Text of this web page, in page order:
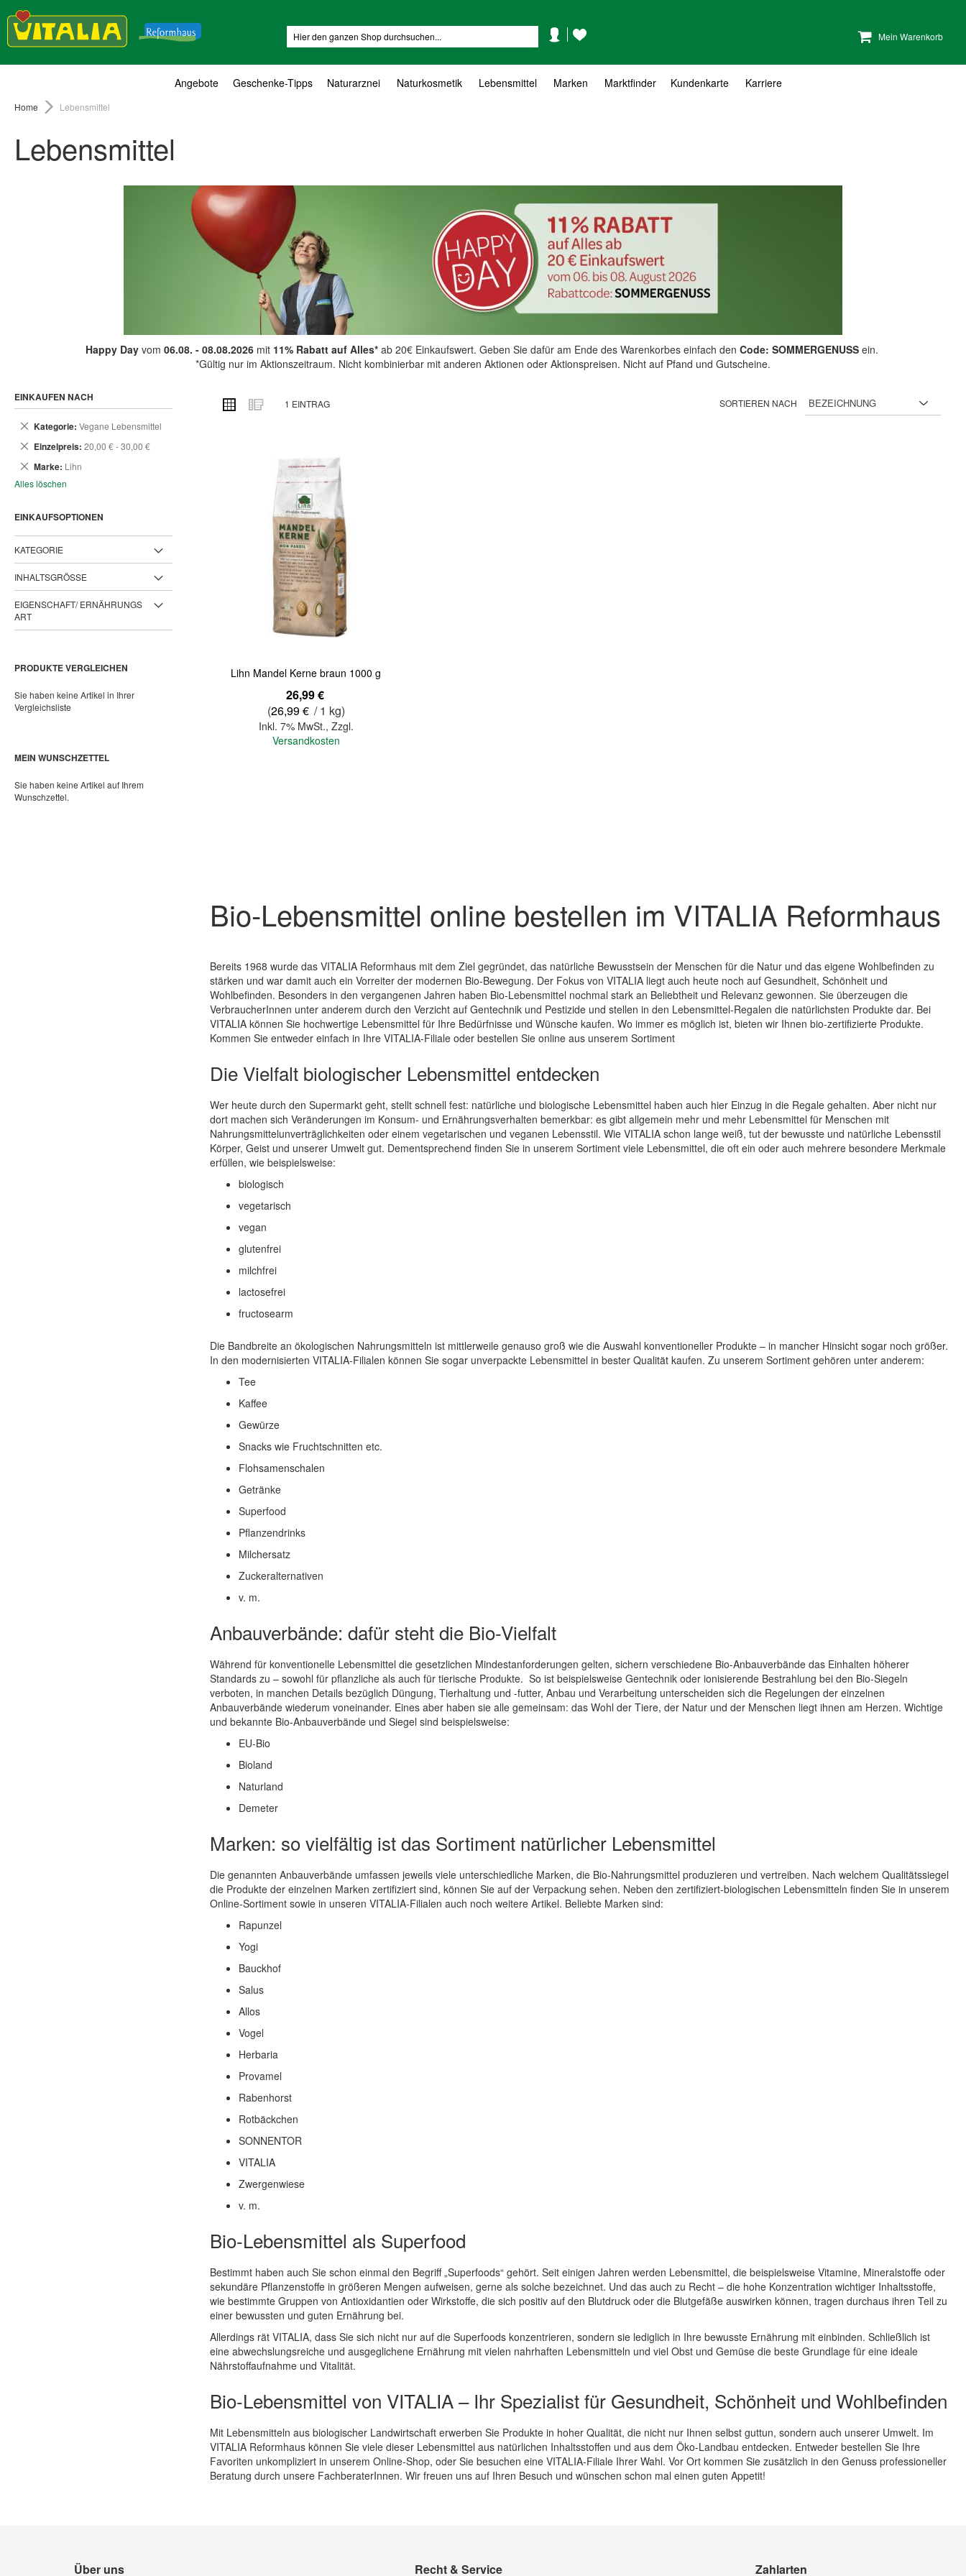
Mein Warenkorb
KontoWunschzettel
Angebote Geschenke-Tipps Naturarznei Naturkosmetik Lebensmittel Marken Marktfinder Kundenkarte Karriere
Home Lebensmittel
Lebensmittel
Happy Dayvom 06.08. - 08.08.2026mit 11% Rabatt auf Alles*ab 20€ Einkaufswert. Geben Sie dafür am Ende des Warenkorbes einfach den Code: SOMMERGENUSSein.
*Gültig nur im Aktionszeitraum. Nicht kombinierbar mit anderen Aktionen oder Aktionspreisen. Nicht auf Pfand und Gutscheine.
ANSICHT
ALS
Raster Liste
1 EINTRAG SORTIEREN NACH
Lihn Mandel Kerne braun 1000 g
26,99 €
(26,99 € / 1 kg)
Inkl. 7% MwSt., Zzgl.
Versandkosten
Quickview
Bio-Lebensmittel online bestellen im VITALIA Reformhaus
Bereits 1968 wurde das VITALIA Reformhaus mit dem Ziel gegründet, das natürliche Bewusstsein der Menschen für die Natur und das eigene Wohlbefinden zu
stärken und war damit auch ein Vorreiter der modernen Bio-Bewegung. Der Fokus von VITALIA liegt auch heute noch auf Gesundheit, Schönheit und
Wohlbefinden. Besonders in den vergangenen Jahren haben Bio-Lebensmittel nochmal stark an Beliebtheit und Relevanz gewonnen. Sie überzeugen die
VerbraucherInnen unter anderem durch den Verzicht auf Gentechnik und Pestizide und stellen in den Lebensmittel-Regalen die natürlichsten Produkte dar. Bei
VITALIA können Sie hochwertige Lebensmittel für Ihre Bedürfnisse und Wünsche kaufen. Wo immer es möglich ist, bieten wir Ihnen bio-zertifizierte Produkte.
Kommen Sie entweder einfach in Ihre VITALIA-Filiale oder bestellen Sie online aus unserem Sortiment
Die Vielfalt biologischer Lebensmittel entdecken
Wer heute durch den Supermarkt geht, stellt schnell fest: natürliche und biologische Lebensmittel haben auch hier Einzug in die Regale gehalten. Aber nicht nur
dort machen sich Veränderungen im Konsum- und Ernährungsverhalten bemerkbar: es gibt allgemein mehr und mehr Lebensmittel für Menschen mit
Nahrungsmittelunverträglichkeiten oder einem vegetarischen und veganen Lebensstil. Wie VITALIA schon lange weiß, tut der bewusste und natürliche Lebensstil
Körper, Geist und unserer Umwelt gut. Dementsprechend finden Sie in unserem Sortiment viele Lebensmittel, die oft ein oder auch mehrere besondere Merkmale
erfüllen, wie beispielsweise:
biologisch
vegetarisch
vegan
glutenfrei
milchfrei
lactosefrei
fructosearm
Die Bandbreite an ökologischen Nahrungsmitteln ist mittlerweile genauso groß wie die Auswahl konventioneller Produkte – in mancher Hinsicht sogar noch größer.
In den modernisierten VITALIA-Filialen können Sie sogar unverpackte Lebensmittel in bester Qualität kaufen. Zu unserem Sortiment gehören unter anderem:
Tee
Kaffee
Gewürze
Snacks wie Fruchtschnitten etc.
Flohsamenschalen
Getränke
Superfood
Pflanzendrinks
Milchersatz
Zuckeralternativen
v. m.
Anbauverbände: dafür steht die Bio-Vielfalt
Während für konventionelle Lebensmittel die gesetzlichen Mindestanforderungen gelten, sichern verschiedene Bio-Anbauverbände das Einhalten höherer
Standards zu – sowohl für pflanzliche als auch für tierische Produkte. So ist beispielsweise Gentechnik oder ionisierende Bestrahlung bei den Bio-Siegeln
verboten, in manchen Details bezüglich Düngung, Tierhaltung und -futter, Anbau und Verarbeitung unterscheiden sich die Regelungen der einzelnen
Anbauverbände wiederum voneinander. Eines aber haben sie alle gemeinsam: das Wohl der Tiere, der Natur und der Menschen liegt ihnen am Herzen. Wichtige
und bekannte Bio-Anbauverbände und Siegel sind beispielsweise:
EU-Bio
Bioland
Naturland
Demeter
Marken: so vielfältig ist das Sortiment natürlicher Lebensmittel
Die genannten Anbauverbände umfassen jeweils viele unterschiedliche Marken, die Bio-Nahrungsmittel produzieren und vertreiben. Nach welchem Qualitätssiegel
die Produkte der einzelnen Marken zertifiziert sind, können Sie auf der Verpackung sehen. Neben den zertifiziert-biologischen Lebensmitteln finden Sie in unserem
Online-Sortiment sowie in unseren VITALIA-Filialen auch noch weitere Artikel. Beliebte Marken sind:
Rapunzel
Yogi
Bauckhof
Salus
Allos
Vogel
Herbaria
Provamel
Rabenhorst
Rotbäckchen
SONNENTOR
VITALIA
Zwergenwiese
v. m.
Bio-Lebensmittel als Superfood
Bestimmt haben auch Sie schon einmal den Begriff „Superfoods“ gehört. Seit einigen Jahren werden Lebensmittel, die beispielsweise Vitamine, Mineralstoffe oder
sekundäre Pflanzenstoffe in größeren Mengen aufweisen, gerne als solche bezeichnet. Und das auch zu Recht – die hohe Konzentration wichtiger Inhaltsstoffe,
wie bestimmte Gruppen von Antioxidantien oder Wirkstoffe, die sich positiv auf den Blutdruck oder die Blutgefäße auswirken können, tragen durchaus ihren Teil zu
einer bewussten und guten Ernährung bei.
Allerdings rät VITALIA, dass Sie sich nicht nur auf die Superfoods konzentrieren, sondern sie lediglich in Ihre bewusste Ernährung mit einbinden. Schließlich ist
eine abwechslungsreiche und ausgeglichene Ernährung mit vielen nahrhaften Lebensmitteln und viel Obst und Gemüse die beste Grundlage für eine ideale
Nährstoffaufnahme und Vitalität.
Bio-Lebensmittel von VITALIA – Ihr Spezialist für Gesundheit, Schönheit und Wohlbefinden
Mit Lebensmitteln aus biologischer Landwirtschaft erwerben Sie Produkte in hoher Qualität, die nicht nur Ihnen selbst guttun, sondern auch unserer Umwelt. Im
VITALIA Reformhaus können Sie viele dieser Lebensmittel aus natürlichen Inhaltsstoffen und aus dem Öko-Landbau entdecken. Entweder bestellen Sie Ihre
Favoriten unkompliziert in unserem Online-Shop, oder Sie besuchen eine VITALIA-Filiale Ihrer Wahl. Vor Ort kommen Sie zusätzlich in den Genuss professioneller
Beratung durch unsere FachberaterInnen. Wir freuen uns auf Ihren Besuch und wünschen schon mal einen guten Appetit!
EINKAUFEN NACH
Kategorie Vegane Lebensmittel
Dies
Einzelpreis 20,00 € - 30,00 €
Dies
Marke Lihn
Dies
Alles löschen
EINKAUFSOPTIONEN
KATEGORIE
INHALTSGRÖSSE
EIGENSCHAFT/ ERNÄHRUNGS
ART
PRODUKTE VERGLEICHEN
Sie haben keine Artikel in Ihrer
Vergleichsliste
MEIN WUNSCHZETTEL
Sie haben keine Artikel auf Ihrem
Wunschzettel.
Über uns Recht & Service Zahlarten